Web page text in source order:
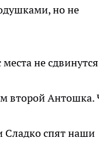
но не
не
второй Антошка.
Сладко спят наши